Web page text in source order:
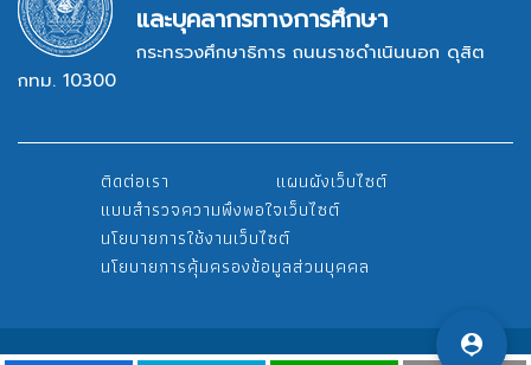
ระบบสารบรรณอิเล็กทรอนิกส์
ระบบรายงานผลการปฏิบัติงาน
และบุคลากรทางการศึกษา
กระทรวงศึกษาธิการ ถนนราชดำเนินนอก ดุสิต
กทม. 10300
ติดต่อเรา
แผนผังเว็บไซต์
แบบสำรวจความพึงพอใจเว็บไซต์
นโยบายการใช้งานเว็บไซต์
นโยบายการคุ้มครองข้อมูลส่วนบุคคล
